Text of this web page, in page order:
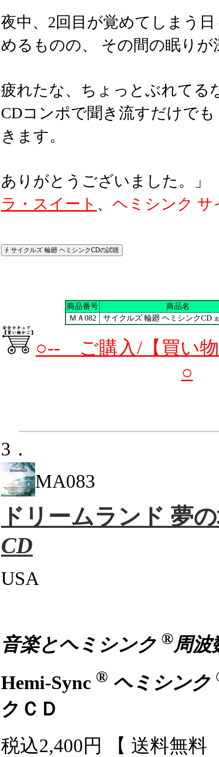
夜中、2回目が覚めてしまう
めるものの、 その間の眠り
疲れたな、ちょっとぶれてる
CDコンポで聞き流すだけで
きます。
ありがとうございました。」
ラ・スイート 、 ヘミシンク サ
商品番号
商品名
ＭＡ082
サイクルズ 輪廻 ヘミシンクCD
○-- ご購入/【買い
○
3．
MA083
ドリームランド 夢
CD
USA
音楽とヘミシンク ®周波
Hemi-Sync ® ヘミシンク
クＣＤ
税込2,400円 【 送料無